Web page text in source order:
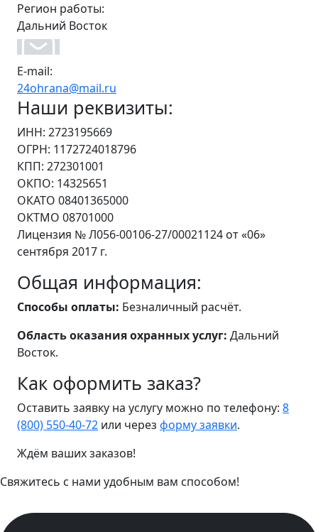
Регион работы:
Дальний Восток
E-mail:
24ohrana@mail.ru
Наши реквизиты:
ИНН: 2723195669
ОГРН: 1172724018796
КПП: 272301001
ОКПО: 14325651
ОКАТО 08401365000
ОКТМО 08701000
Лицензия № Л056-00106-27/00021124 от «06»
сентября 2017 г.
Общая информация:
Способы оплаты: Безналичный расчёт.
Область оказания охранных услуг: Дальний
Восток.
Как оформить заказ?
Оставить заявку на услугу можно по телефону: 8
(800) 550-40-72 или через форму заявки.
Ждём ваших заказов!
Свяжитесь с нами удобным вам способом!